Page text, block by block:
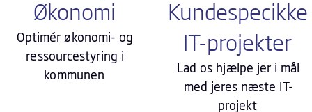
Økonomi
Optimér økonomi- og
ressourcestyring i
kommunen
Kundespecikke
IT-projekter
Lad os hjælpe jer i mål
med jeres næste IT-
projekt